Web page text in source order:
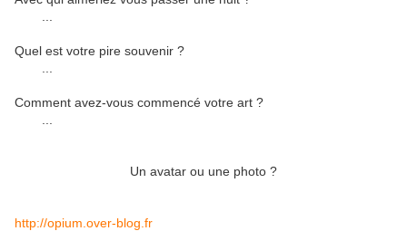
Quel est votre pire souvenir ?
Comment avez-vous commencé votre art ?
Un avatar ou une photo ?
http://opium.over-blog.fr